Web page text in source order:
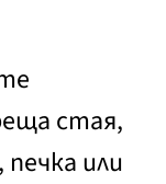
стая,
или